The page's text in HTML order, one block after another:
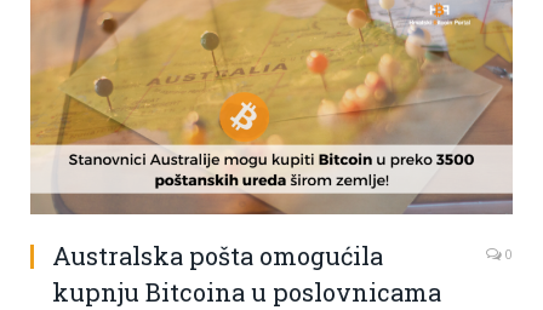
Australska pošta omogućila
kupnju Bitcoina u poslovnicama
0